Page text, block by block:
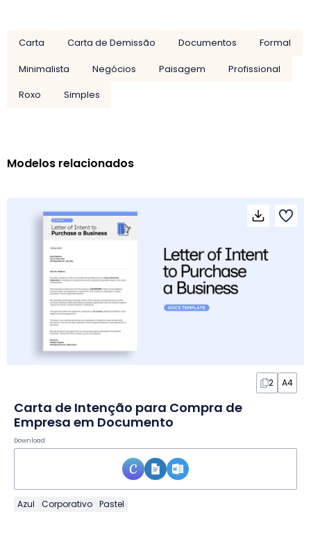
Carta Carta de Demissão Documentos
Formal
Minimalista
Negócios Paisagem
Profissional
Roxo
Simples
Modelos relacionados
2 A4
Carta de Intenção para Compra de
Empresa em Documento
Download
Azul Corporativo Pastel